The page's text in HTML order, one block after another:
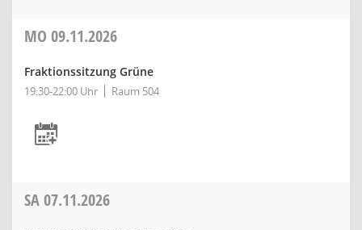
MO 09.11.2026
Fraktionssitzung Grüne
19:30-22:00 Uhr Raum 504
SA07.11.2026